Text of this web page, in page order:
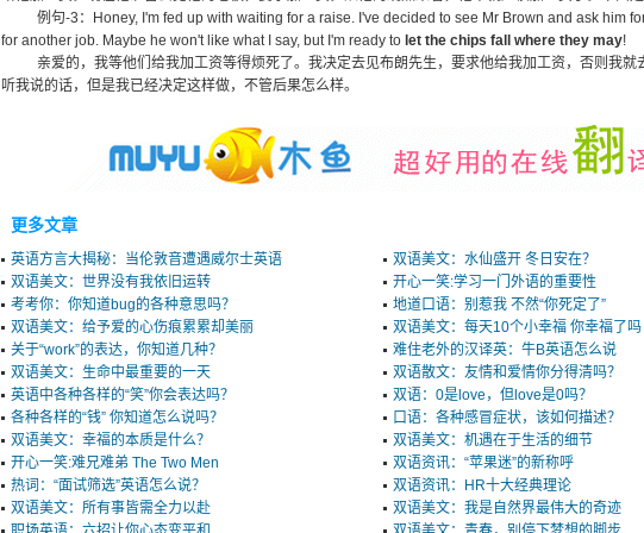
例句-3：Honey, I'm fed up with waiting for a raise. I've decided to see Mr Brown and ask him
for another job. Maybe he won't like what I say, but I'm ready to let the chips fall where they may!
亲爱的，我等他们给我加工资等得烦死了。我决定去见布朗先生，要求他给我加工资，否则我就
听我说的话，但是我已经决定这样做，不管后果怎么样。
更多文章
英语方言大揭秘：当伦敦音遭遇威尔士英语
双语美文：水仙盛开 冬日安在？
双语美文：世界没有我依旧运转
开心一笑:学习一门外语的重要性
考考你：你知道bug的各种意思吗？
地道口语：别惹我 不然“你死定了”
双语美文：给予爱的心伤痕累累却美丽
双语美文：每天10个小幸福 你幸福了吗
关于“work”的表达，你知道几种？
难住老外的汉译英：牛B英语怎么说
双语美文：生命中最重要的一天
双语散文：友情和爱情你分得清吗？
英语中各种各样的“笑”你会表达吗？
双语：0是love，但love是0吗？
各种各样的“钱” 你知道怎么说吗？
口语：各种感冒症状，该如何描述？
双语美文：幸福的本质是什么？
双语美文：机遇在于生活的细节
开心一笑:难兄难弟 The Two Men
双语资讯：“苹果迷”的新称呼
热词：“面试筛选”英语怎么说？
双语资讯：HR十大经典理论
双语美文：所有事皆需全力以赴
双语美文：我是自然界最伟大的奇迹